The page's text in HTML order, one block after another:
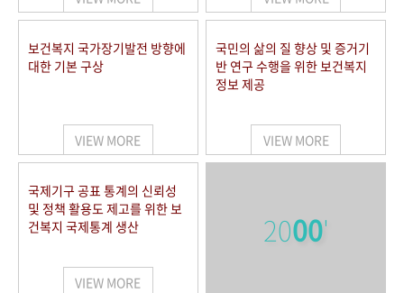
보건복지 국가장기발전 방향에
대한 기본 구상
VIEW MORE
국민의 삶의 질 향상 및 증거기
반 연구 수행을 위한 보건복지
정보 제공
VIEW MORE
국제기구 공표 통계의 신뢰성
및 정책 활용도 제고를 위한 보
건복지 국제통계 생산
VIEW MORE
2000'